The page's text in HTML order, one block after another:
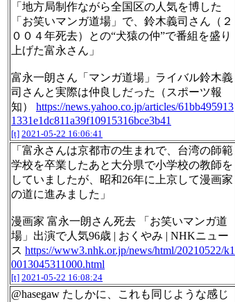
「地方局制作ながら全国区の人気を博した
「お笑いマンガ道場」で、鈴木義司さん（２
００４年死去）との“犬猿の仲”で番組を盛り
上げた富永さん」
富永一朗さん「マンガ道場」ライバル鈴木義
司さんと実際は仲良しだった（スポーツ報
知） https://news.yahoo.co.jp/articles/61bb495913
1331e1dc811a39f10915316bce3b41
[t] 2021-05-22 16:06:41
「富永さんは京都市の生まれで、台湾の師範
学校を卒業したあと大分県で小学校の教師を
していましたが、昭和26年に上京して漫画家
の道に進みました」
漫画家 富永一朗さん死去 「お笑いマンガ道
場」出演で人気96歳 | おくやみ | NHKニュー
ス https://www3.nhk.or.jp/news/html/20210522/k1
0013045311000.html
[t] 2021-05-22 16:08:24
@hasegaw たしかに、これも同じような感じ